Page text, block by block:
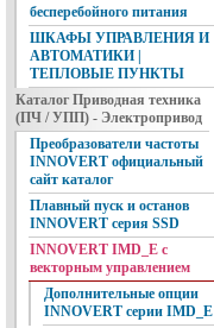
бесперебойного питания
ШКАФЫ УПРАВЛЕНИЯ И
АВТОМАТИКИ |
ТЕПЛОВЫЕ ПУНКТЫ
Каталог Приводная техника
(ПЧ / УПП) - Электропривод
Преобразователи частоты
INNOVERT официальный
сайт каталог
Плавный пуск и останов
INNOVERT серия SSD
INNOVERT IMD_E с
векторным управлением
Дополнительные опции
INNOVERT серии IMD_E